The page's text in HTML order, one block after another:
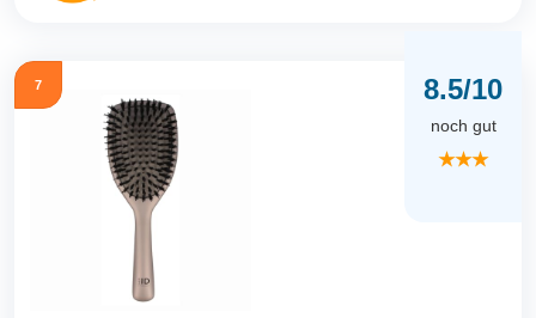
7 8.5/10
noch gut
★★★